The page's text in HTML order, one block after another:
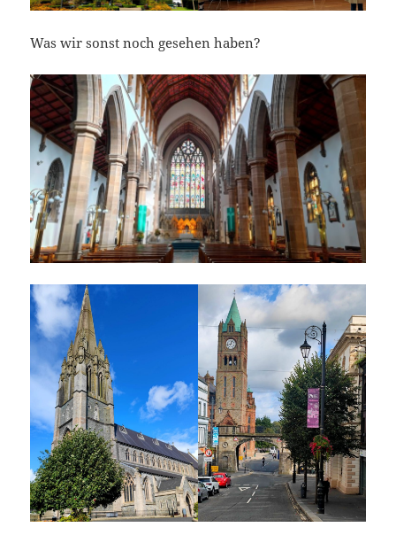
Was wir sonst noch gesehen haben?